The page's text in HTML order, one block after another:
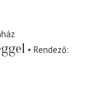
Rendező